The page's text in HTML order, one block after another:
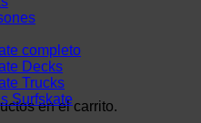
en el carrito.
completo
Decks
Trucks
Surfskate